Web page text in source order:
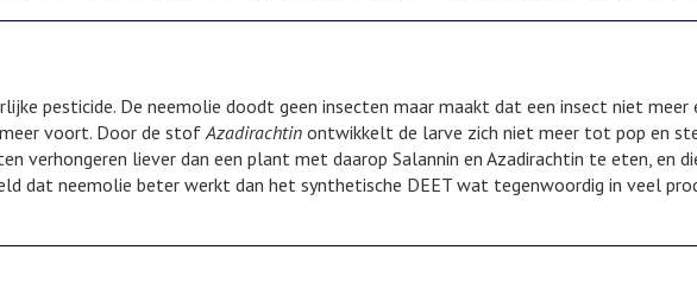
pesticide. De neemolie doodt geen insecten maar maakt dat een insect niet
voort. Door de stofAzadirachtin ontwikkelt de larve zich niet meer tot pop en
verhongeren liever dan een plant met daarop Salannin en Azadirachtin te eten, en
dat neemolie beter werkt dan het synthetische DEET wat tegenwoordig in veel